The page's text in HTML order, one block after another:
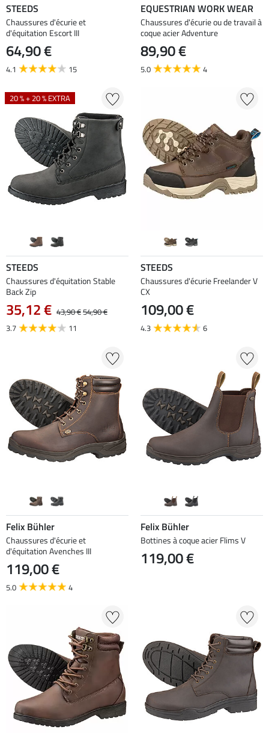
STEEDS
Chaussures d'écurie et
d'équitation Escort III
64,90 €
4.1 15
EQUESTRIAN WORK WEAR
Chaussures d'écurie ou de travail à
coque acier Adventure
89,90 €
5.0 4
20 % + 20 % EXTRA
STEEDS
Chaussures d'équitation Stable
Back Zip
35,12 € 43,90 €54,90 €
3.7
11
STEEDS
Chaussures d'écurie Freelander V
CX
109,00 €
4.3 6
Felix Bühler
Chaussures d'écurie et
d'équitation Avenches III
119,00 €
5.0 4
Felix Bühler
Bottines à coque acier Flims V
119,00 €